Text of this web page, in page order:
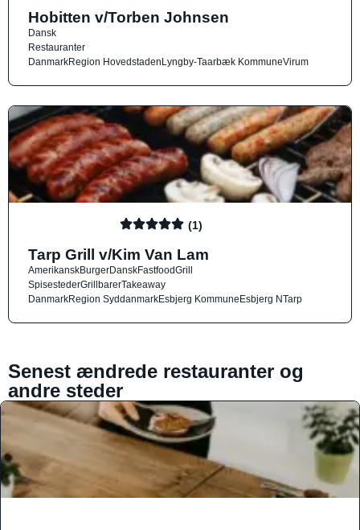
Hobitten v/Torben Johnsen
Dansk
Restauranter
DanmarkRegion HovedstadenLyngby-Taarbæk KommuneVirum
(1)
Tarp Grill v/Kim Van Lam
AmerikanskBurgerDanskFastfoodGrill
SpisestederGrillbarerTakeaway
DanmarkRegion SyddanmarkEsbjerg KommuneEsbjerg NTarp
Senest ændrede restauranter og
andre steder